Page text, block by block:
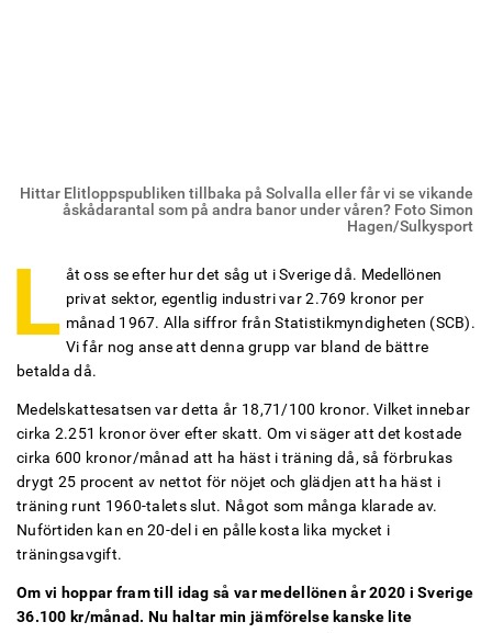
Hittar Elitloppspubliken tillbaka på Solvalla eller får vi se vikande
åskådarantal som på andra banor under våren? Foto Simon
Hagen/Sulkysport
L åt oss se efter hur det såg ut i Sverige då. Medellönen
privat sektor, egentlig industri var 2.769 kronor per
månad 1967. Alla siffror från Statistikmyndigheten (SCB).
Vi får nog anse att denna grupp var bland de bättre
betalda då.
Medelskattesatsen var detta år 18,71/100 kronor. Vilket innebar
cirka 2.251 kronor över efter skatt. Om vi säger att det kostade
cirka 600 kronor/månad att ha häst i träning då, så förbrukas
drygt 25 procent av nettot för nöjet och glädjen att ha häst i
träning runt 1960-talets slut. Något som många klarade av.
Nuförtiden kan en 20-del i en pålle kosta lika mycket i
träningsavgift.
Om vi hoppar fram till idag så var medellönen år 2020 i Sverige
36.100 kr/månad. Nu haltar min jämförelse kanske lite